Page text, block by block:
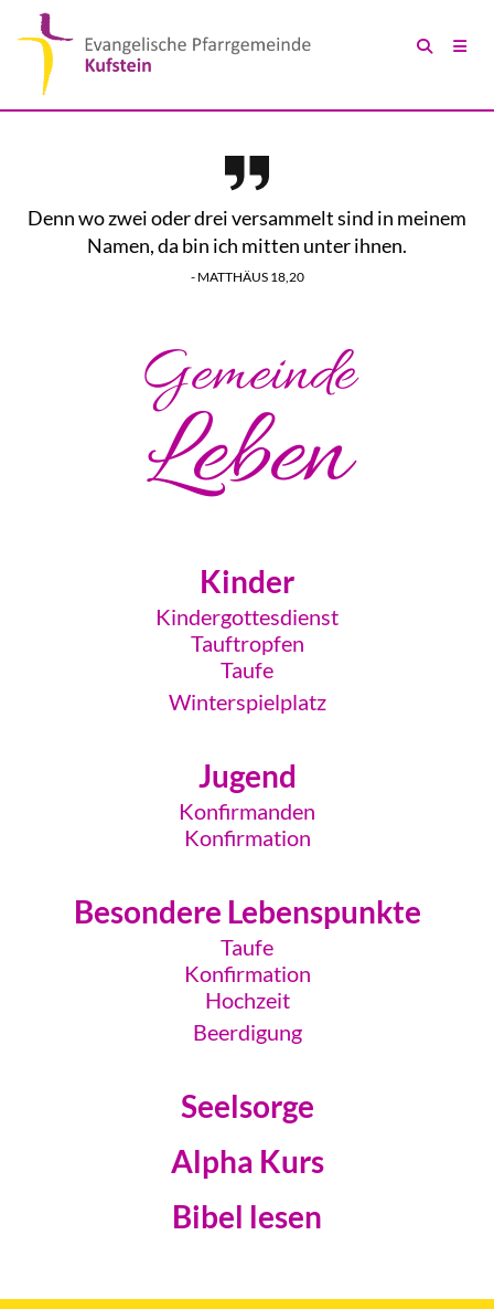
Denn wo zwei oder drei versammelt sind in meinem
Namen, da bin ich mitten unter ihnen.
- MATTHÄUS 18,20
Gemeinde
Leben
Kinder
Kindergottesdienst
Tauftropfen
Taufe
Winterspielplatz
Jugend
Konfirmanden
Konfirmation
Besondere Lebenspunkte
Taufe
Konfirmation
Hochzeit
Beerdigung
Seelsorge
Alpha Kurs
Bibel lesen